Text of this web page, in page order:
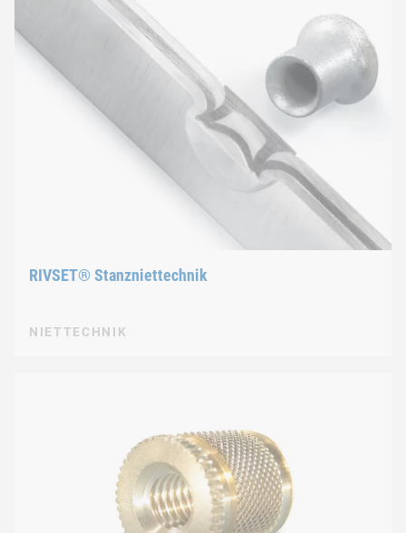
RIVSET® Stanzniettechnik
NIETTECHNIK